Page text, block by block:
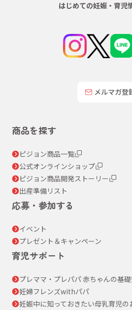
はじめての妊娠・育児
メルマガ登
商品を探す
ピジョン商品一覧
公式オンラインショップ
ピジョン商品開発ストーリー
出産準備リスト
応募・参加する
イベント
プレゼント＆キャンペーン
育児サポート
プレママ・プレパパ 赤ちゃんの基
妊婦フレンズwithパパ
妊娠中に知っておきたい母乳育児の